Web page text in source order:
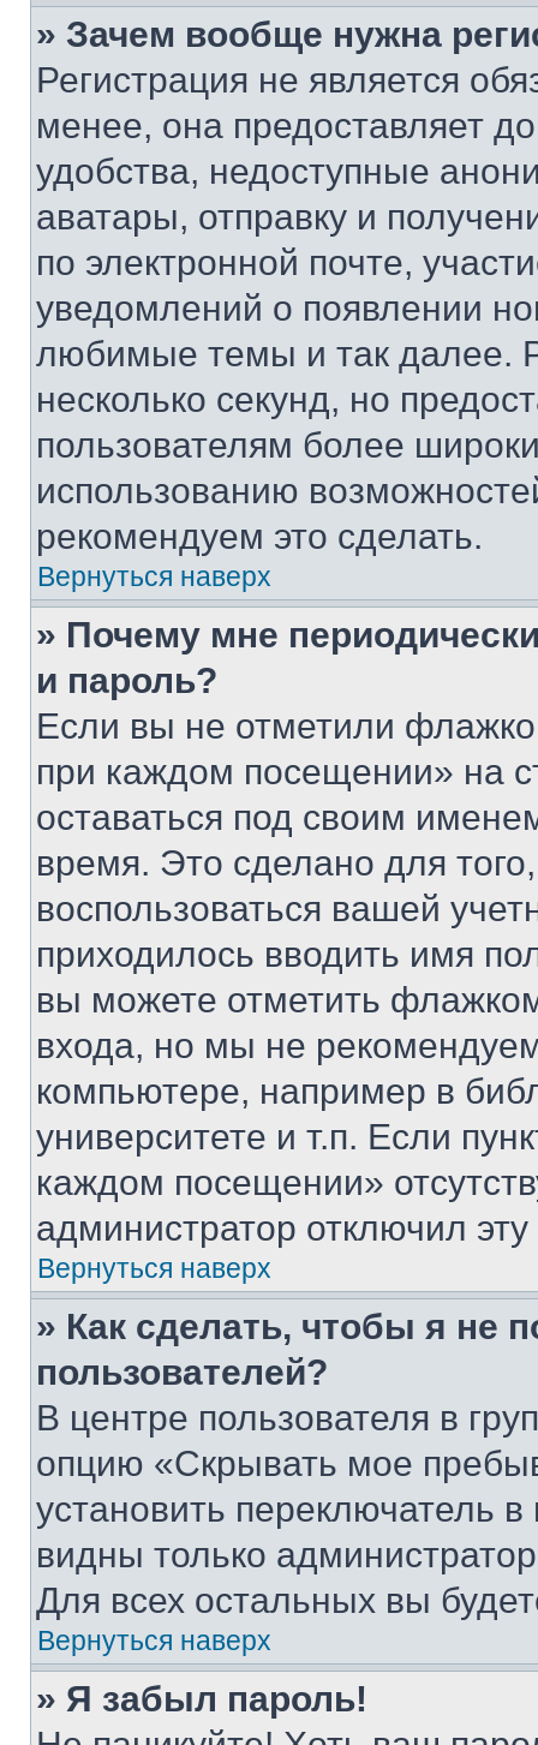
» Зачем вообще нужна
Регистрация не является
менее, она предоставляет
удобства, недоступные
аватары, отправку и
по электронной почте,
уведомлений о появлении
любимые темы и так далее.
несколько секунд, но
пользователям более
использованию
рекомендуем это сделать.
Вернуться наверх
» Почему мне
и пароль?
Если вы не отметили
при каждом посещении» на
оставаться под своим
время. Это сделано для
воспользоваться вашей
приходилось вводить имя
вы можете отметить
входа, но мы не
компьютере, например в
университете и т.п. Если
каждом посещении»
администратор отключил
Вернуться наверх
» Как сделать, чтобы я не
пользователей?
В центре пользователя в
опцию «Скрывать мое
установить переключатель
видны только
Для всех остальных вы
Вернуться наверх
» Я забыл пароль!